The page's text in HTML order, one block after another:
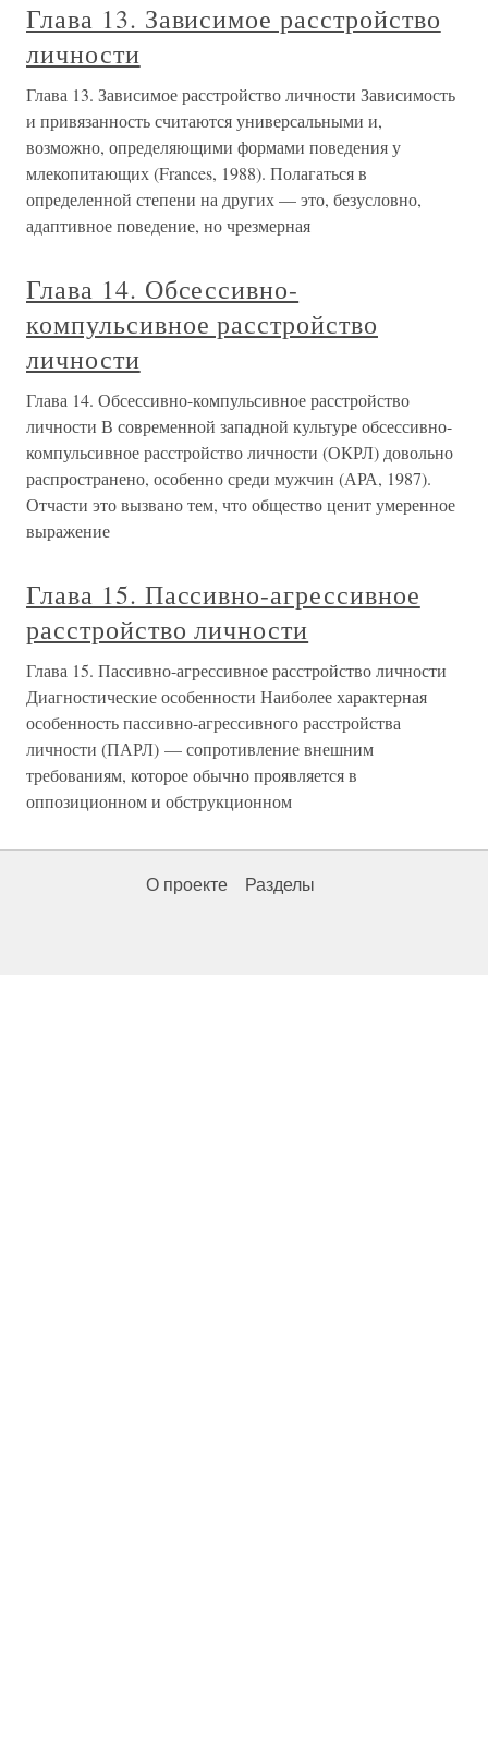
Глава 13. Зависимое расстройство
личности
Глава 13. Зависимое расстройство личности Зависимость
и привязанность считаются универсальными и,
возможно, определяющими формами поведения у
млекопитающих (Frances, 1988). Полагаться в
определенной степени на других — это, безусловно,
адаптивное поведение, но чрезмерная
Глава 14. Обсессивно-
компульсивное расстройство
личности
Глава 14. Обсессивно-компульсивное расстройство
личности В современной западной культуре обсессивно-
компульсивное расстройство личности (ОКРЛ) довольно
распространено, особенно среди мужчин (АРА, 1987).
Отчасти это вызвано тем, что общество ценит умеренное
выражение
Глава 15. Пассивно-агрессивное
расстройство личности
Глава 15. Пассивно-агрессивное расстройство личности
Диагностические особенности Наиболее характерная
особенность пассивно-агрессивного расстройства
личности (ПАРЛ) — сопротивление внешним
требованиям, которое обычно проявляется в
оппозиционном и обструкционном
О проекте Разделы